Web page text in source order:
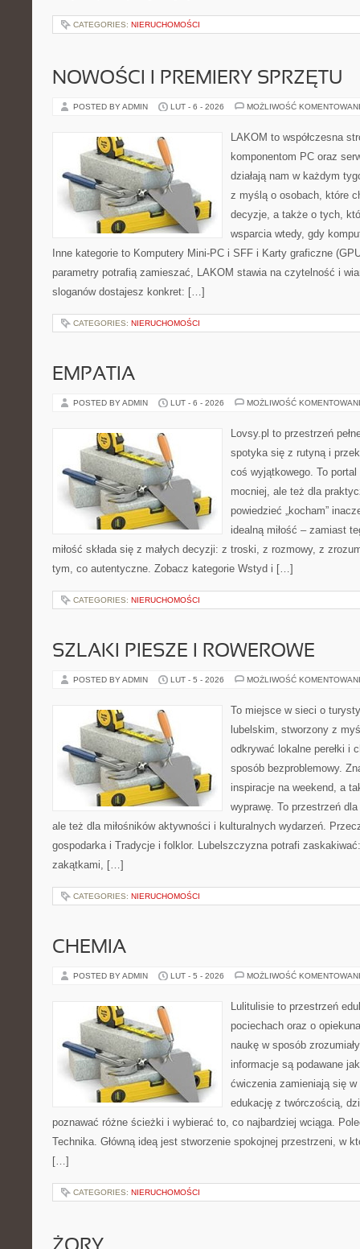
CATEGORIES: NIERUCHOMOŚCI
NOWOŚCI I PREMIERY SPRZĘTU
POSTED BY ADMIN LUT - 6 - 2026 MOŻLIWOŚĆ
LAKOM to współczesna
komponentom PC oraz
działają nam w każdym
z myślą o osobach, które
decyzje, a także o tych,
wsparcia wtedy, gdy
Inne kategorie to Komputery Mini-PC i SFF i Karty graficzne
parametry potrafią zamieszać, LAKOM stawia na czytelność i
sloganów dostajesz konkret: […]
CATEGORIES: NIERUCHOMOŚCI
EMPATIA
POSTED BY ADMIN LUT - 6 - 2026 MOŻLIWOŚĆ
Lovsy.pl to przestrzeń
spotyka się z rutyną i
coś wyjątkowego. To
mocniej, ale też dla
powiedzieć „kocham”
idealną miłość – zamiast
miłość składa się z małych decyzji: z troski, z rozmowy, z
tym, co autentyczne. Zobacz kategorie Wstyd i […]
CATEGORIES: NIERUCHOMOŚCI
SZLAKI PIESZE I ROWEROWE
POSTED BY ADMIN LUT - 5 - 2026 MOŻLIWOŚĆ
To miejsce w sieci o
lubelskim, stworzony z
odkrywać lokalne perełki i
sposób bezproblemowy.
inspiracje na weekend, a
wyprawę. To przestrzeń
ale też dla miłośników aktywności i kulturalnych wydarzeń.
gospodarka i Tradycje i folklor. Lubelszczyzna potrafi
zakątkami, […]
CATEGORIES: NIERUCHOMOŚCI
CHEMIA
POSTED BY ADMIN LUT - 5 - 2026 MOŻLIWOŚĆ
Lulitulisie to przestrzeń
pociechach oraz o
naukę w sposób
informacje są podawane
ćwiczenia zamieniają się w
edukację z twórczością,
poznawać różne ścieżki i wybierać to, co najbardziej wciąga.
Technika. Główną ideą jest stworzenie spokojnej przestrzeni, w
[…]
CATEGORIES: NIERUCHOMOŚCI